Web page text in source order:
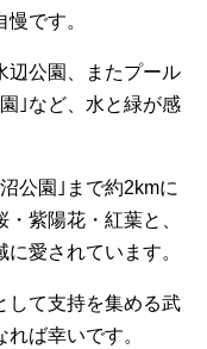
です。
辺公園、またプール
｣など、水と緑が感
公園｣まで約2kmに
紫陽花・紅葉と、
愛されています。
して支持を集める武
ば幸いです。